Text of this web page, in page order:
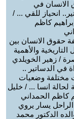
الانسان في
انحياز للقي ... /
كاظم
حقوق الانسان بين
التاريخية والأهمية
/ زهير الخويلدي
في الدساتير ..
مختلفة وضعيات
لحالة انسا ... / خليل
كاظم الحمداني
يسار يروي
الدكتور محمد